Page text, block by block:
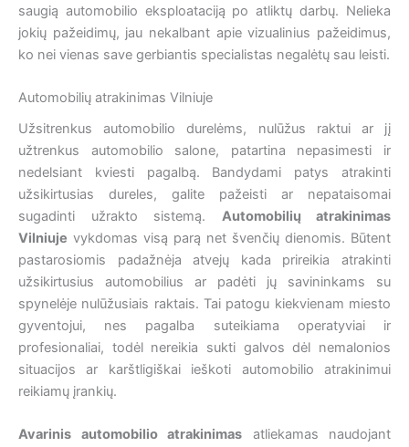
saugią automobilio eksploataciją po atliktų darbų. Nelieka
jokių pažeidimų, jau nekalbant apie vizualinius pažeidimus,
ko nei vienas save gerbiantis specialistas negalėtų sau leisti.
Automobilių atrakinimas Vilniuje
Užsitrenkus automobilio durelėms, nulūžus raktui ar jį
užtrenkus automobilio salone, patartina nepasimesti ir
nedelsiant kviesti pagalbą. Bandydami patys atrakinti
užsikirtusias dureles, galite pažeisti ar nepataisomai
sugadinti užrakto sistemą. Automobilių atrakinimas
Vilniuje vykdomas visą parą net švenčių dienomis. Būtent
pastarosiomis padažnėja atvejų kada prireikia atrakinti
užsikirtusius automobilius ar padėti jų savininkams su
spynelėje nulūžusiais raktais. Tai patogu kiekvienam miesto
gyventojui, nes pagalba suteikiama operatyviai ir
profesionaliai, todėl nereikia sukti galvos dėl nemalonios
situacijos ar karštligiškai ieškoti automobilio atrakinimui
reikiamų įrankių.
Avarinis automobilio atrakinimas atliekamas naudojant